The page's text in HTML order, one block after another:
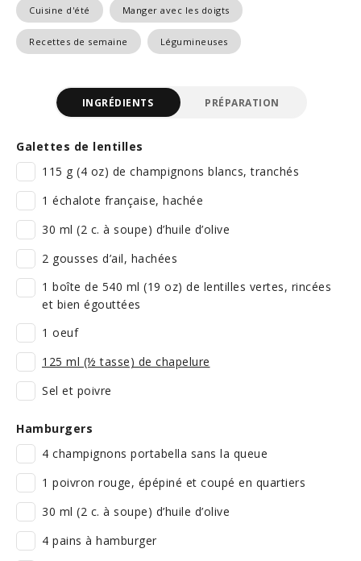
Cuisine d'été Manger avec les doigts
Recettes de semaine Légumineuses
INGRÉDIENTS PRÉPARATION
Galettes de lentilles
115 g (4 oz) de champignons blancs, tranchés
1 échalote française, hachée
30 ml (2 c. à soupe) d’huile d’olive
2 gousses d’ail, hachées
1 boîte de 540 ml (19 oz) de lentilles vertes, rincées
et bien égouttées
1 oeuf
125 ml (½ tasse) de chapelure
Sel et poivre
Hamburgers
4 champignons portabella sans la queue
1 poivron rouge, épépiné et coupé en quartiers
30 ml (2 c. à soupe) d’huile d’olive
4 pains à hamburger